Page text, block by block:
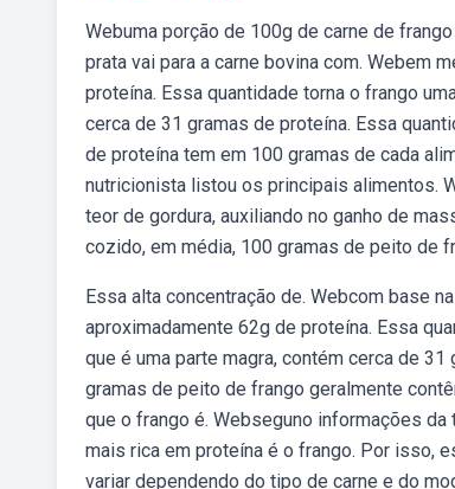
Webuma porção de 100g de carne de
prata vai para a carne bovina com. Webem
proteína. Essa quantidade torna o frango
cerca de 31 gramas de proteína. Essa
de proteína tem em 100 gramas de cada
nutricionista listou os principais alimentos.
teor de gordura, auxiliando no ganho de
cozido, em média, 100 gramas de peito de
Essa alta concentração de. Webcom base
aproximadamente 62g de proteína. Essa
que é uma parte magra, contém cerca de
gramas de peito de frango geralmente
que o frango é. Webseguno informações
mais rica em proteína é o frango. Por isso,
variar dependendo do tipo de carne e do